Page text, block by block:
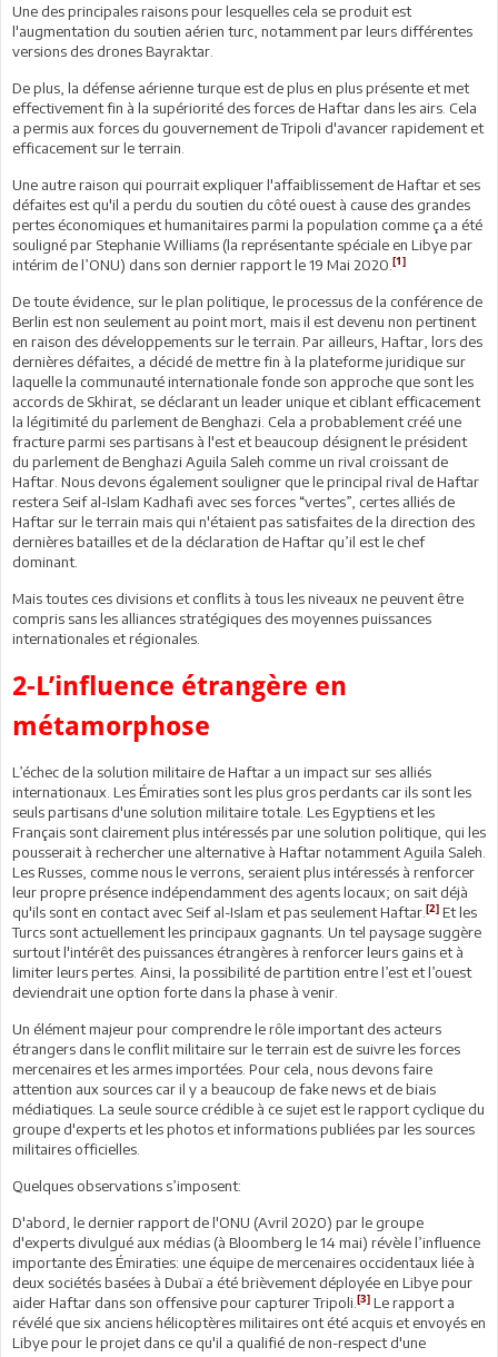
Une des principales raisons pour lesquelles cela se produit est
l'augmentation du soutien aérien turc, notamment par leurs différentes
versions des drones Bayraktar.
De plus, la défense aérienne turque est de plus en plus présente et met
effectivement fin à la supériorité des forces de Haftar dans les airs. Cela
a permis aux forces du gouvernement de Tripoli d'avancer rapidement et
efficacement sur le terrain.
Une autre raison qui pourrait expliquer l'affaiblissement de Haftar et ses
défaites est qu'il a perdu du soutien du côté ouest à cause des grandes
pertes économiques et humanitaires parmi la population comme ça a été
souligné par Stephanie Williams (la représentante spéciale en Libye par
intérim de l’ONU) dans son dernier rapport le 19 Mai 2020. [1]
De toute évidence, sur le plan politique, le processus de la conférence de
Berlin est non seulement au point mort, mais il est devenu non pertinent
en raison des développements sur le terrain. Par ailleurs, Haftar, lors des
dernières défaites, a décidé de mettre fin à la plateforme juridique sur
laquelle la communauté internationale fonde son approche que sont les
accords de Skhirat, se déclarant un leader unique et ciblant efficacement
la légitimité du parlement de Benghazi. Cela a probablement créé une
fracture parmi ses partisans à l'est et beaucoup désignent le président
du parlement de Benghazi Aguila Saleh comme un rival croissant de
Haftar. Nous devons également souligner que le principal rival de Haftar
restera Seif al-Islam Kadhafi avec ses forces “vertes”, certes alliés de
Haftar sur le terrain mais qui n'étaient pas satisfaites de la direction des
dernières batailles et de la déclaration de Haftar qu’il est le chef
dominant.
Mais toutes ces divisions et conflits à tous les niveaux ne peuvent être
compris sans les alliances stratégiques des moyennes puissances
internationales et régionales.
2-L’influence étrangère en
métamorphose
L’échec de la solution militaire de Haftar a un impact sur ses alliés
internationaux. Les Émiraties sont les plus gros perdants car ils sont les
seuls partisans d'une solution militaire totale. Les Egyptiens et les
Français sont clairement plus intéressés par une solution politique, qui les
pousserait à rechercher une alternative à Haftar notamment Aguila Saleh.
Les Russes, comme nous le verrons, seraient plus intéressés à renforcer
leur propre présence indépendamment des agents locaux; on sait déjà
qu'ils sont en contact avec Seif al-Islam et pas seulement Haftar. [2] Et les
Turcs sont actuellement les principaux gagnants. Un tel paysage suggère
surtout l'intérêt des puissances étrangères à renforcer leurs gains et à
limiter leurs pertes. Ainsi, la possibilité de partition entre l’est et l’ouest
deviendrait une option forte dans la phase à venir.
Un élément majeur pour comprendre le rôle important des acteurs
étrangers dans le conflit militaire sur le terrain est de suivre les forces
mercenaires et les armes importées. Pour cela, nous devons faire
attention aux sources car il y a beaucoup de fake news et de biais
médiatiques. La seule source crédible à ce sujet est le rapport cyclique du
groupe d'experts et les photos et informations publiées par les sources
militaires officielles.
Quelques observations s’imposent:
D'abord, le dernier rapport de l'ONU (Avril 2020) par le groupe
d'experts divulgué aux médias (à Bloomberg le 14 mai) révèle l’influence
importante des Émiraties: une équipe de mercenaires occidentaux liée à
deux sociétés basées à Dubaï a été brièvement déployée en Libye pour
aider Haftar dans son offensive pour capturer Tripoli. [3] Le rapport a
révélé que six anciens hélicoptères militaires ont été acquis et envoyés en
Libye pour le projet dans ce qu'il a qualifié de non-respect d'une